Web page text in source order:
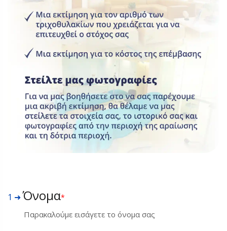
1 ➜Όνομα*
Παρακαλούμε εισάγετε το όνομα σας